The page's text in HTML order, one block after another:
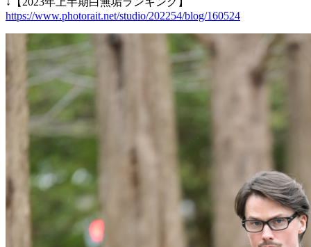
https://www.photorait.net/studio/202254/blog/160524